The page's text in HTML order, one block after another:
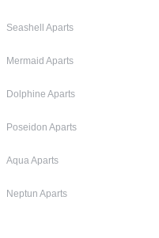
Seashell Aparts
Mermaid Aparts
Dolphine Aparts
Poseidon Aparts
Aqua Aparts
Neptun Aparts